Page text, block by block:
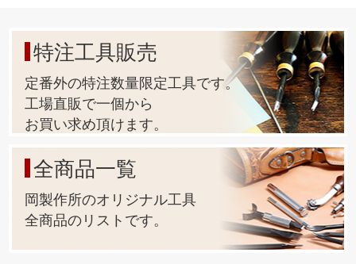
特注工具販売
定番外の特注数量限定工具です。
工場直販で一個から
お買い求め頂けます。
全商品一覧
岡製作所のオリジナル工具
全商品のリストです。